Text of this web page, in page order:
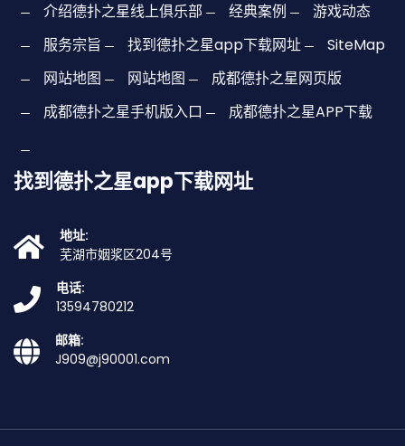
介绍德扑之星线上俱乐部 经典案例
游戏动态
服务宗旨
找到德扑之星app下载网址
SiteMap
网站地图
网站地图
成都德扑之星网页版
成都德扑之星手机版入口
成都德扑之星APP下载
找到德扑之星app下载网址
地址:
芜湖市姻浆区204号
电话:
13594780212
邮箱:
J909@j90001.com